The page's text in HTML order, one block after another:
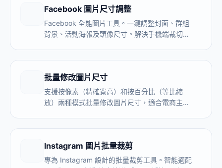
Facebook 圖片尺寸調整
Facebook 全能圖片工具。一鍵調整封面、群組
背景、活動海報及頭像尺寸。解決手機端裁切和
批量修改圖片尺寸
支援按像素（精確寬高）和按百分比（等比縮
放）兩種模式批量修改圖片尺寸，適合電商主圖
Instagram 圖片批量裁剪
專為 Instagram 設計的批量裁剪工具。智能適配